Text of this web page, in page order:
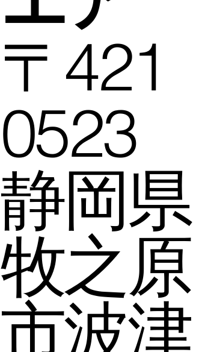
〒421
0523
静岡県
牧之原
市波津